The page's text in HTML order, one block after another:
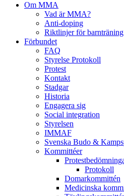
Om MMA
Vad är MMA?
Anti-doping
Riktlinjer för barnträning
Förbundet
FAQ
Styrelse Protokoll
Protest
Kontakt
Stadgar
Historia
Engagera sig
Social integration
Styrelsen
IMMAF
Svenska Budo &
Kommittéer
Protokoll
Domarkommittén
Medicinska